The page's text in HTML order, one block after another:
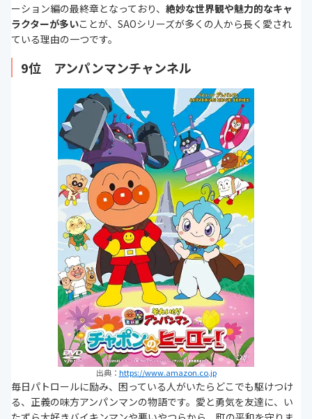
ーション編の最終章となっており、 絶妙な世界観や魅力的なキャ
ラクターが多いことが、SAOシリーズが多くの人から長く愛され
ている理由の一つです。
9位 アンパンマンチャンネル
出典： https://www.amazon.co.jp
毎日パトロールに励み、困っている人がいたらどこでも駆けつけ
る、正義の味方アンパンマンの物語です。愛と勇気を友達に、い